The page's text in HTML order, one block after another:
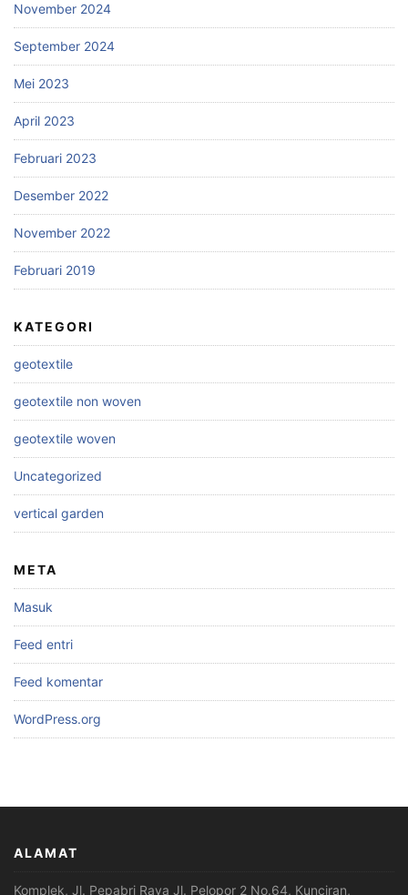
November 2024
September 2024
Mei 2023
April 2023
Februari 2023
Desember 2022
November 2022
Februari 2019
KATEGORI
geotextile
geotextile non woven
geotextile woven
Uncategorized
vertical garden
META
Masuk
Feed entri
Feed komentar
WordPress.org
ALAMAT
Komplek, Jl. Pepabri Raya Jl. Pelopor 2 No.64, Kunciran,